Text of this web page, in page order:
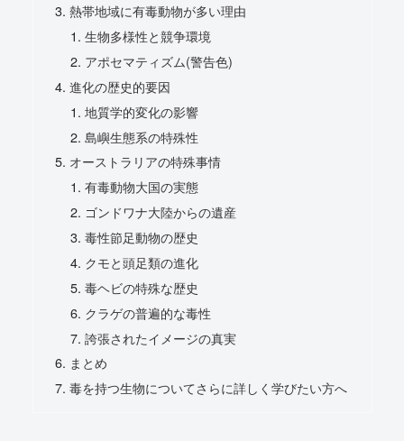
熱帯地域に有毒動物が多い理由
生物多様性と競争環境
アポセマティズム(警告色)
進化の歴史的要因
地質学的変化の影響
島嶼生態系の特殊性
オーストラリアの特殊事情
有毒動物大国の実態
ゴンドワナ大陸からの遺産
毒性節足動物の歴史
クモと頭足類の進化
毒ヘビの特殊な歴史
クラゲの普遍的な毒性
誇張されたイメージの真実
まとめ
毒を持つ生物についてさらに詳しく学びたい方へ